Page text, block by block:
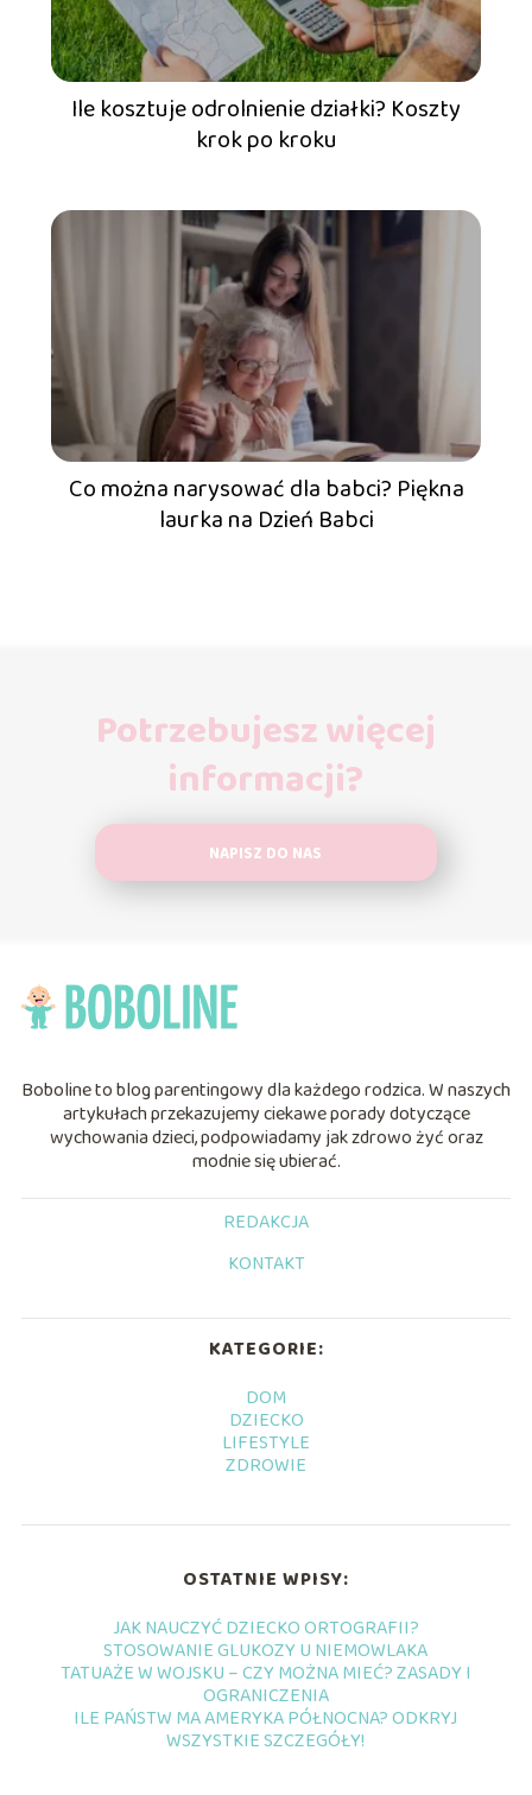
Ile kosztuje odrolnienie działki? Koszty
krok po kroku
Co można narysować dla babci? Piękna
laurka na Dzień Babci
Potrzebujesz więcej
informacji?
NAPISZ DO NAS
Boboline to blog parentingowy dla każdego rodzica. W naszych
artykułach przekazujemy ciekawe porady dotyczące
wychowania dzieci, podpowiadamy jak zdrowo żyć oraz
modnie się ubierać.
REDAKCJA
KONTAKT
KATEGORIE:
DOM
DZIECKO
LIFESTYLE
ZDROWIE
OSTATNIE WPISY:
JAK NAUCZYĆ DZIECKO ORTOGRAFII?
STOSOWANIE GLUKOZY U NIEMOWLAKA
TATUAŻE W WOJSKU – CZY MOŻNA MIEĆ? ZASADY I
OGRANICZENIA
ILE PAŃSTW MA AMERYKA PÓŁNOCNA? ODKRYJ
WSZYSTKIE SZCZEGÓŁY!